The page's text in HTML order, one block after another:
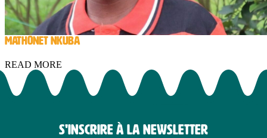
MATHONET NKUBA
READ MORE
S'INSCRIRE À LA NEWSLETTER